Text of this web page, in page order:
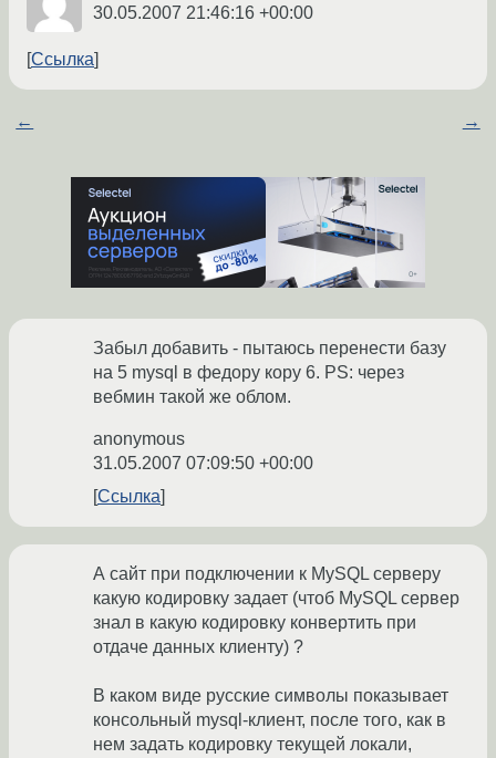
30.05.2007 21:46:16 +00:00
Ссылка
← →
Забыл добавить - пытаюсь перенести базу
на 5 mysql в федору кору 6. PS: через
вебмин такой же облом.
anonymous
31.05.2007 07:09:50 +00:00
Ссылка
А сайт при подключении к MySQL серверу
какую кодировку задает (чтоб MySQL сервер
знал в какую кодировку конвертить при
отдаче данных клиенту) ?
В каком виде русские символы показывает
консольный mysql-клиент, после того, как в
нем задать кодировку текущей локали,